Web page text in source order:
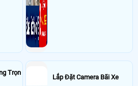
Trọn
Lắp Đặt Camera Bãi Xe